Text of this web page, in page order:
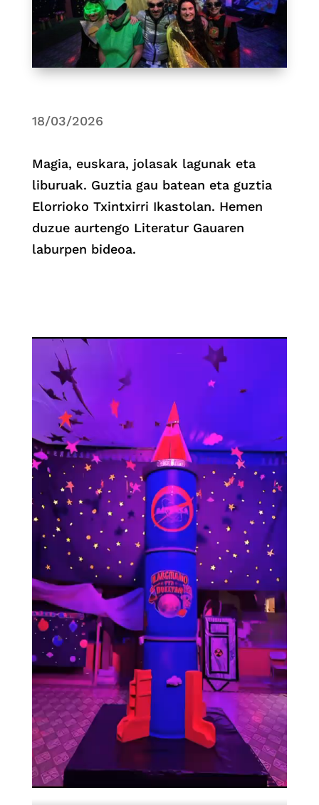
18/03/2026
Magia, euskara, jolasak lagunak eta
liburuak. Guztia gau batean eta guztia
Elorrioko Txintxirri Ikastolan. Hemen
duzue aurtengo Literatur Gauaren
laburpen bideoa.